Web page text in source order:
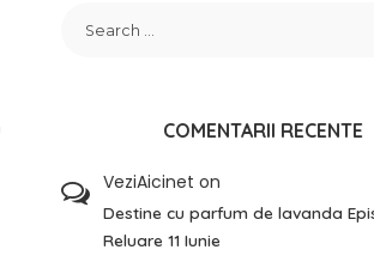
COMENTARII RECENTE
VeziAicinet on
Destine cu parfum de lavanda
Reluare 11 Iunie